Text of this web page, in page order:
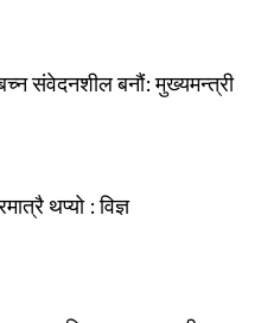
संवेदनशील बनौं: मुख्यमन्त्री
थप्यो : विज्ञ